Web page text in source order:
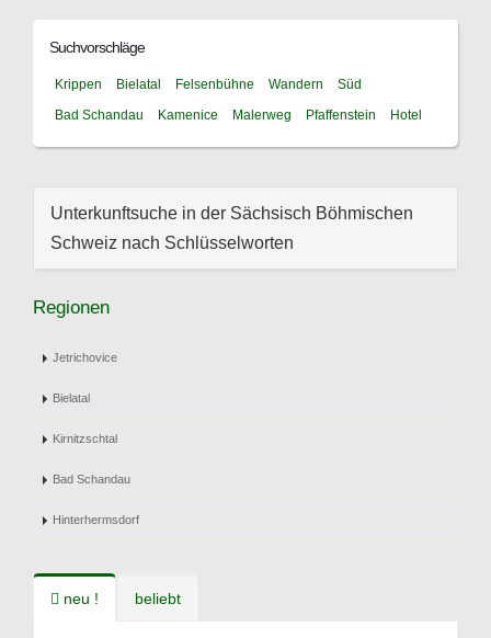
Suchvorschläge
Krippen Bielatal Felsenbühne Wandern
Süd
Bad Schandau
Kamenice Malerweg Pfaffenstein Hotel
Unterkunftsuche in der Sächsisch Böhmischen
Schweiz nach Schlüsselworten
Regionen
Jetrichovice
Bielatal
Kirnitzschtal
Bad Schandau
Hinterhermsdorf
neu ! beliebt